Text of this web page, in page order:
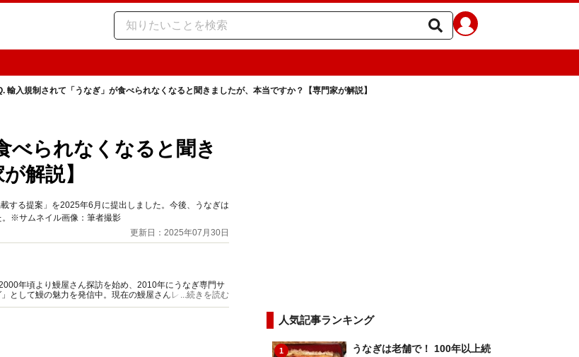
輸入規制されて「うなぎ」が食べられなくなると聞きましたが、本当ですか？【専門家が解説】
べられなくなると聞き
解説】
する提案」を2025年6月に提出しました。今後、うなぎは
。※サムネイル画像：筆者撮影
更新日：2025年07月30日
年頃より鰻屋さん探訪を始め、2010年にうなぎ専門サ
として鰻の魅力を発信中。現在の鰻屋さんレポート掲載
...続きを読む
人気記事ランキング
1
うなぎは老舗で！ 100年以上続